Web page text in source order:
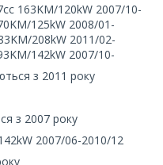
163KM/120kW 2007/10-
125kW 2008/01-
208kW 2011/02-
142kW 2007/10-
з 2011 року
з 2007 року
2007/06-2010/12